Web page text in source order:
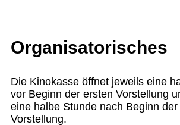
Organisatorisches
Die Kinokasse öffnet jeweils eine
vor Beginn der ersten Vorstellung
eine halbe Stunde nach Beginn der
Vorstellung.